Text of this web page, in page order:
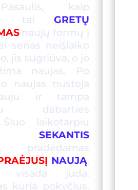
Pasaulis, kaip
– taiGRETŲ
naujų formų į
senas neišlaiko
jis sugriūva, o jo
naujas. Po
naujas nustoja
ir tampa
dabarties
laikotarpiu
SEKANTIS
pradėdamas
NAUJĄ.
visada juda.
kuria pokyčius.